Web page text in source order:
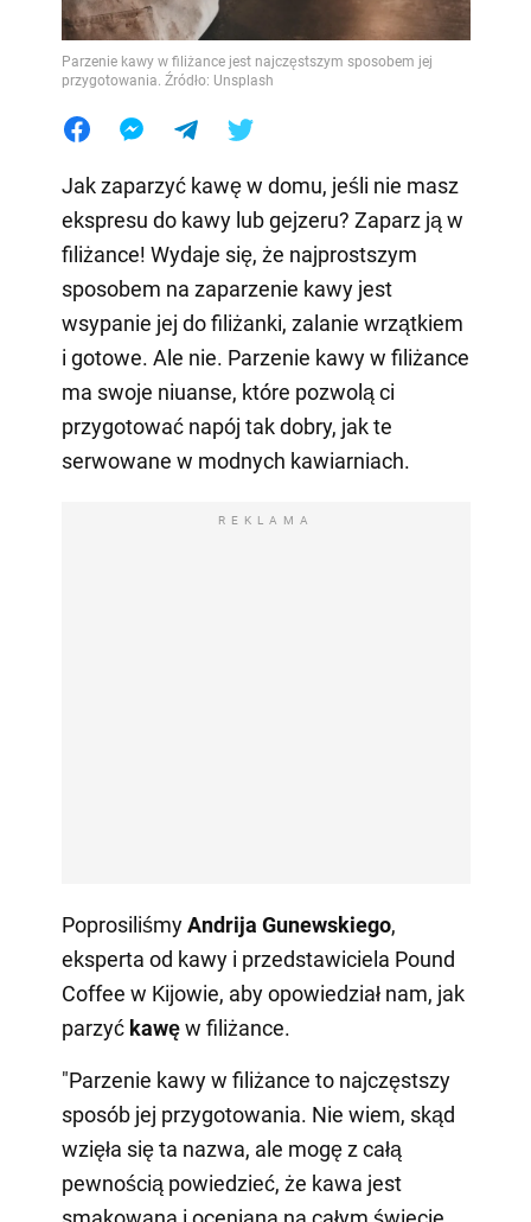
Parzenie kawy w filiżance jest najczęstszym sposobem jej
przygotowania. Źródło: Unsplash
Jak zaparzyć kawę w domu, jeśli nie masz
ekspresu do kawy lub gejzeru? Zaparz ją w
filiżance! Wydaje się, że najprostszym
sposobem na zaparzenie kawy jest
wsypanie jej do filiżanki, zalanie wrzątkiem
i gotowe. Ale nie. Parzenie kawy w filiżance
ma swoje niuanse, które pozwolą ci
przygotować napój tak dobry, jak te
serwowane w modnych kawiarniach.
REKLAMA
PoprosiliśmyAndrija Gunewskiego,
eksperta od kawy i przedstawiciela Pound
Coffee w Kijowie, aby opowiedział nam, jak
parzyć kawęw filiżance.
"Parzenie kawy w filiżance to najczęstszy
sposób jej przygotowania. Nie wiem, skąd
wzięła się ta nazwa, ale mogę z całą
pewnością powiedzieć, że kawa jest